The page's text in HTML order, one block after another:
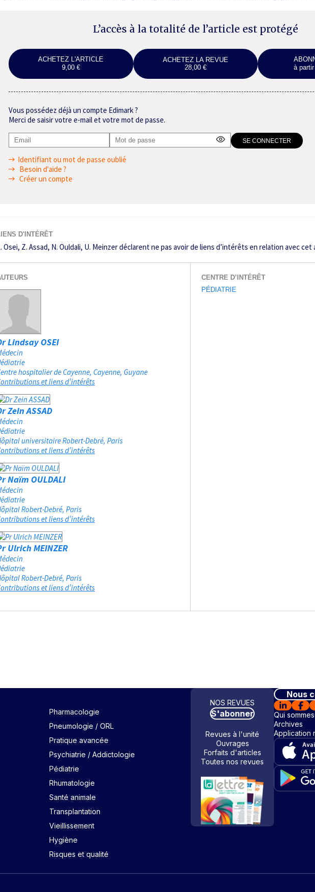
L’accès à la totalité de l’article est protégé
ACHETEZ L'ARTICLE
9,00 €
ACHETEZ LA REVUE
28,00 €
à
Vous possédez déjà un compte Edimark ?
Merci de saisir votre e-mail et votre mot de passe.
Identifiant ou mot de passe oublié
Besoin d'aide ?
Créer un compte
D'INTÉRÊT
Osei, Z. Assad, N. Ouldali, U. Meinzer déclarent ne pas avoir de liens d’intérêts en relation avec cet
Lindsay OSEI
hospitalier de Cayenne Cayenne, Guyane
et liens d’intérêts
Zein ASSAD
universitaire Robert-Debré Paris
et liens d’intérêts
Naïm OULDALI
Robert-Debré Paris
et liens d’intérêts
Ulrich MEINZER
Robert-Debré Paris
et liens d’intérêts
CENTRE D’INTÉRÊT
PÉDIATRIE
Pharmacologie
Pneumologie / ORL
Pratique avancée
Psychiatrie / Addictologie
Pédiatrie
Rhumatologie
Santé animale
Transplantation
Vieillissement
Hygiène
Risques et qualité
NOS REVUES
S'abonner
Revues à l'unité
Ouvrages
Forfaits d'articles
Toutes nos revues
Nous
Qui
Archives
Application